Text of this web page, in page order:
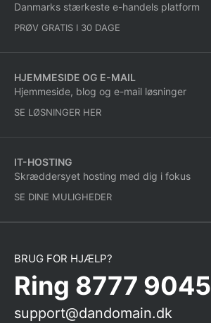
Danmarks stærkeste e-handels platform
PRØV GRATIS I 30 DAGE
HJEMMESIDE OG E-MAIL
Hjemmeside, blog og e-mail løsninger
SE LØSNINGER HER
IT-HOSTING
Skræddersyet hosting med dig i fokus
SE DINE MULIGHEDER
BRUG FOR HJÆLP?
Ring 8777 9045
support@dandomain.dk